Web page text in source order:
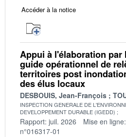
Accéder à la notice
Appui à l'élaboration par
guide opérationnel de
territoires post
des élus locaux
DESBOUIS, Jean-François
INSPECTION GENERALE DE
DEVELOPPEMENT DURABLE (IGEDD)
Rapport: juil. 2026 Mise en
n°016317-01